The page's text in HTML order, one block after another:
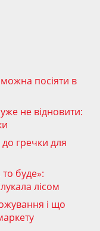
посіяти в
не відновити:
до гречки для
буде»:
лісом
і що